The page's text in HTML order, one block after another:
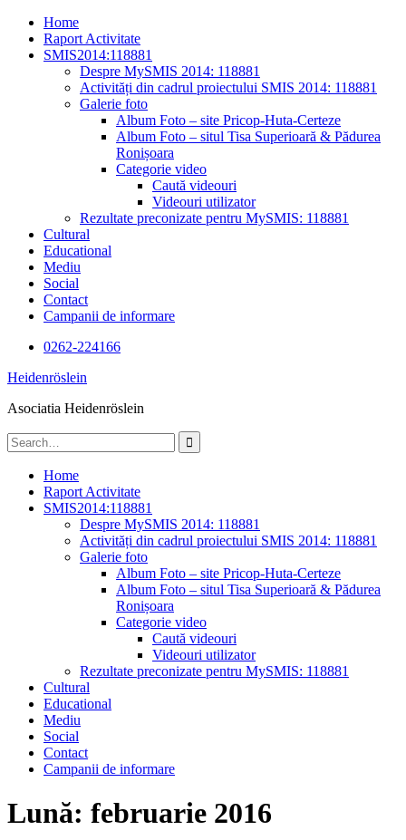
Skip
content
Home
Raport Activitate
SMIS2014:118881
Despre MySMIS 2014: 118881
Activități din cadrul proiectului SMIS 2014: 118881
Galerie foto
Album Foto – site Pricop-Huta-Certeze
Album Foto – situl Tisa Superioară & Pădurea
Ronișoara
Categorie video
Caută videouri
Videouri utilizator
Rezultate preconizate pentru MySMIS: 118881
Cultural
Educational
Mediu
Social
Contact
Campanii de informare
0262-224166
Heidenröslein
Asociatia Heidenröslein
Search
for:
Home
Raport Activitate
SMIS2014:118881
Despre MySMIS 2014: 118881
Activități din cadrul proiectului SMIS 2014: 118881
Galerie foto
Album Foto – site Pricop-Huta-Certeze
Album Foto – situl Tisa Superioară & Pădurea
Ronișoara
Categorie video
Caută videouri
Videouri utilizator
Rezultate preconizate pentru MySMIS: 118881
Cultural
Educational
Mediu
Social
Contact
Campanii de informare
Lună: februarie 2016